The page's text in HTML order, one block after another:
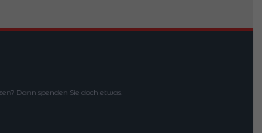
Dann spenden Sie doch etwas.